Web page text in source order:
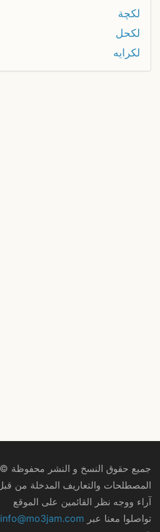
لكچة
لكحل
لكرايه
جميع حقوق النسخ و النشر محفوظة © 2009–2026
المصطلحات والتعاريف المدخلة من
آراء ووجه نظر القائمين على الموقع
تواصلوا معنا عبر info@mo3jam.com